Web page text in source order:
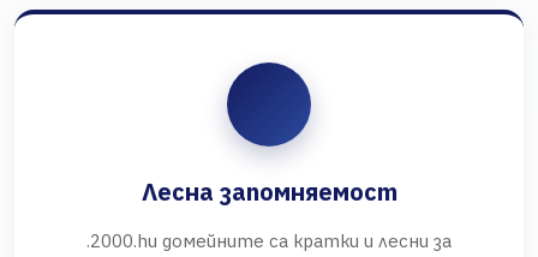
Лесна запомняемост
.2000.hu домейните са кратки и лесни за